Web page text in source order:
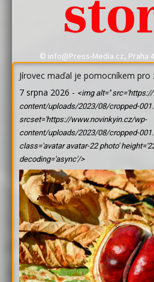
© info@Press-Media.cz, Praha
Jírovec maďal je pomocníkem pro
7 srpna 2026 - <img alt=''
content/uploads/2023/08/cropped-
srcset='https://www.novinkyin.cz/wp-
content/uploads/2023/08/cropped-
class='avatar avatar-22 photo'
decoding='async'/>